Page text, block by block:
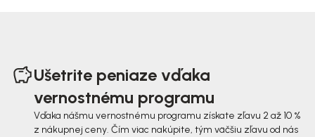
Ušetrite peniaze vďaka
vernostnému programu
Vďaka nášmu vernostnému programu získate zľavu 2 až 10 %
z nákupnej ceny. Čím viac nakúpite, tým väčšiu zľavu od nás